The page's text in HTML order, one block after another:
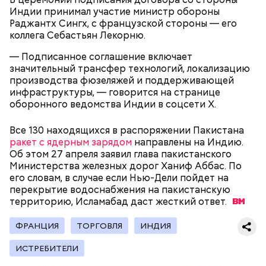
Индии принимал участие министр обороны
Раджантх Сингх, с французской стороны — его
коллега Себастьян Лекорню.
— Подписанное соглашение включает
значительный трансфер технологий, локализацию
производства фюзеляжей и поддерживающей
инфраструктуры, — говорится на странице
оборонного ведомства Индии в соцсети Х.
Все 130 находящихся в распоряжении Пакистана
ракет с ядерным зарядом направлены на Индию.
Об этом 27 апреля заявил глава пакистанского
Министерства железных дорог Ханиф Аббас. По
его словам, в случае если Нью-Дели пойдет на
перекрытие водоснабжения на пакистанскую
территорию, Исламабад даст жесткийответ.
ФРАНЦИЯ ТОРГОВЛЯ ИНДИЯ
ИСТРЕБИТЕЛИ
Люсиль Рандон (118 лет)
Фото: public domain
году она стала послушницей в монастыре и спустя
20 лет приняла монашество в одном из парижских
монастырей.